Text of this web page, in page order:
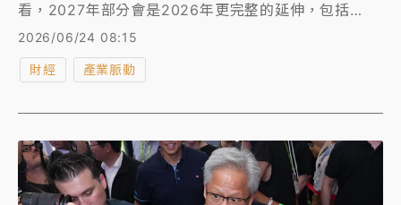
看，2027年部分會是2026年更完整的延伸，包括
BRIA及CAVIRA， 2027年都會是全年度的販售，銷量
部分自然會比2026年來更高，Model T部分也一樣，
紐澳市場也是一樣。
2026/06/24 08:15
財經 產業脈動